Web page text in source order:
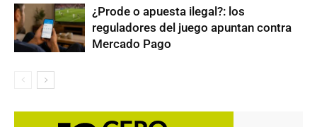
¿Prode o apuesta ilegal?: los
reguladores del juego apuntan contra
Mercado Pago